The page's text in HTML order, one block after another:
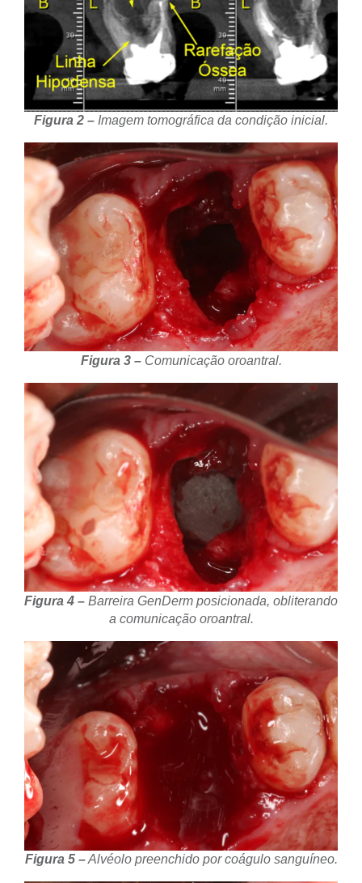
Figura 2 – Imagem tomográfica da condição inicial.
Figura 3 –Comunicação oroantral.
Figura 4 – Barreira GenDerm posicionada, obliterando
a comunicação oroantral.
Figura 5 –Alvéolo preenchido por coágulo sanguíneo.